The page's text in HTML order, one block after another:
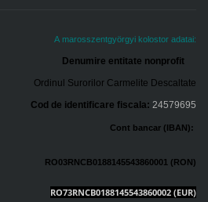
A marosszentgyörgyi kolostor adatai:
Denumire entitate nonprofit
Ordinul Surorilor Carmelite Descaltate
Cod de identificare fiscala:24579695
Cont bancar (IBAN):
RO03RNCB0188145543860001 (RON)
RO73RNCB0188145543860002(EUR)